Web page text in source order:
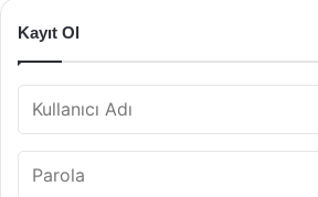
Kayıt Ol